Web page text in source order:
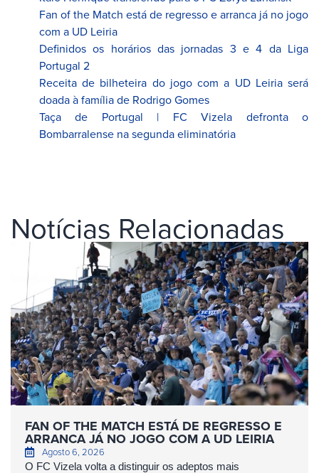
Fan of the Match está de regresso e arranca já no jogo
com a UD Leiria
Definidos os horários das jornadas 3 e 4 da Liga
Portugal 2
Receita de bilheteira do jogo com a UD Leiria será
doada à família de Rodrigo Gomes
Taça de Portugal | FC Vizela defronta o
Bombarralense na segunda eliminatória
Notícias Relacionadas
FAN OF THE MATCH ESTÁ DE REGRESSO E
ARRANCA JÁ NO JOGO COM A UD LEIRIA
Agosto 6, 2026
O FC Vizela volta a distinguir os adeptos mais